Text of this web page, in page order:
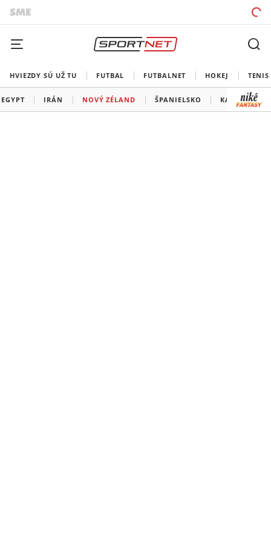
HVIEZDY SÚ UŽ TU FUTBAL FUTBALNET HOKEJ TENIS
EGYPT IRÁN NOVÝ ZÉLAND ŠPANIELSKO KAPVERDY